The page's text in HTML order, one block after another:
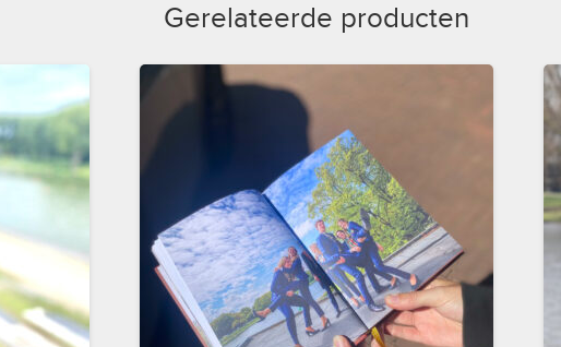
Gerelateerde producten